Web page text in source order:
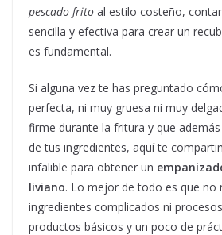
pescado frito al estilo costeño,
sencilla y efectiva para crear un
es fundamental.
Si alguna vez te has preguntado
perfecta, ni muy gruesa ni muy
firme durante la fritura y que
de tus ingredientes, aquí te
infalible para obtener un
liviano. Lo mejor de todo es que no
ingredientes complicados ni
productos básicos y un poco de